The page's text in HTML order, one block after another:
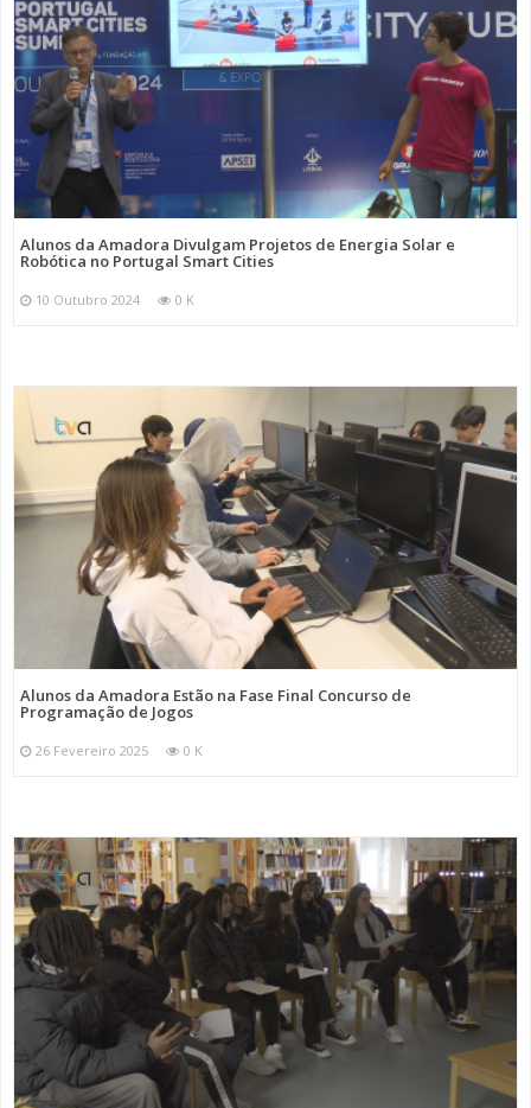
Alunos da Amadora Divulgam Projetos de Energia Solar e
Robótica no Portugal Smart Cities
10 Outubro 2024 0 K
Alunos da Amadora Estão na Fase Final Concurso de
Programação de Jogos
26 Fevereiro 2025 0 K